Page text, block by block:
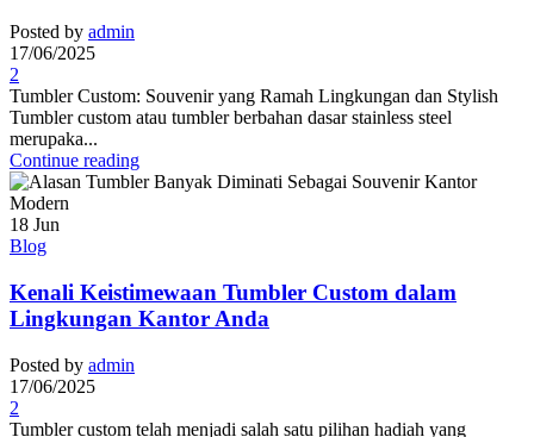
Posted by admin
17/06/2025
2
Tumbler Custom: Souvenir yang Ramah Lingkungan dan Stylish
Tumbler custom atau tumbler berbahan dasar stainless steel
merupaka...
Continue reading
18 Jun
Blog
Kenali Keistimewaan Tumbler Custom dalam
Lingkungan Kantor Anda
Posted by admin
17/06/2025
2
Tumbler custom telah menjadi salah satu pilihan hadiah yang